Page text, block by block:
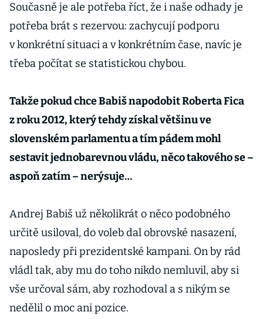
Současně je ale potřeba říct, že i naše odhady je
potřeba brát s rezervou: zachycují podporu
v konkrétní situaci a v konkrétním čase, navíc je
třeba počítat se statistickou chybou.
Takže pokud chce Babiš napodobit Roberta Fica
z roku 2012, který tehdy získal většinu ve
slovenském parlamentu a tím pádem mohl
sestavit jednobarevnou vládu, něco takového se –
aspoň zatím – nerýsuje…
Andrej Babiš už několikrát o něco podobného
určitě usiloval, do voleb dal obrovské nasazení,
naposledy při prezidentské kampani. On by rád
vládl tak, aby mu do toho nikdo nemluvil, aby si
vše určoval sám, aby rozhodoval a s nikým se
nedělil o moc ani pozice.